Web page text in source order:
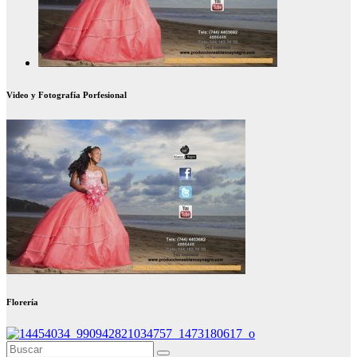
Video y Fotografía Porfesional
Florería